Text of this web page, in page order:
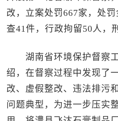
改，立案处罚667家，处
查41件，行政拘留50人，
湖南省环境保护督察工
绍，在督察过程中发现了
改、虚假整改、违法排污
问题典型，为进一步压实